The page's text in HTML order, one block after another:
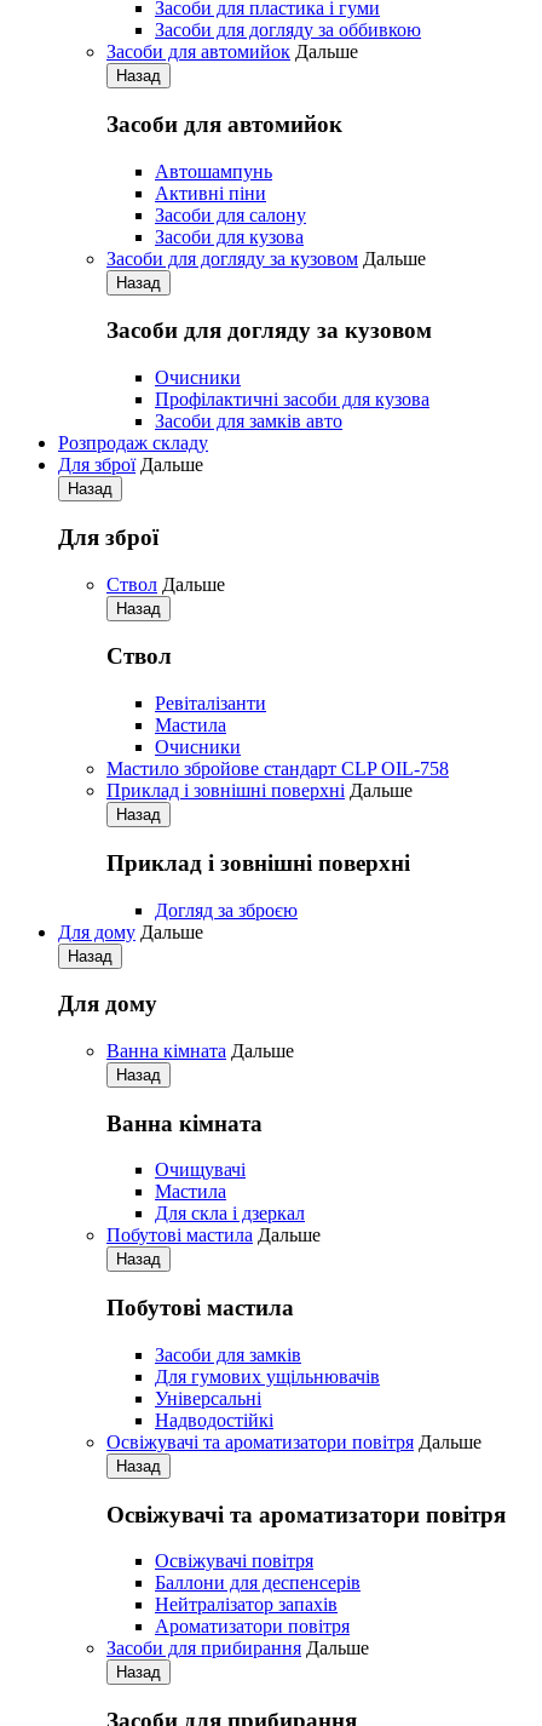
Засоби для пластика і гуми
Засоби для догляду за оббивкою
Засоби для автомийок Дальше
Назад
Засоби для автомийок
Автошампунь
Активнi пiни
Засоби для салону
Засоби для кузова
Засоби для догляду за кузовом Дальше
Назад
Засоби для догляду за кузовом
Очисники
Профілактичні засоби для кузова
Засоби для замків авто
Розпродаж складу
Для зброї Дальше
Назад
Для зброї
Ствол Дальше
Назад
Ствол
Ревіталізанти
Мастила
Очисники
Мастило збройове стандарт CLP OIL-758
Приклад і зовнішні поверхні Дальше
Назад
Приклад і зовнішні поверхні
Догляд за зброєю
Для дому Дальше
Назад
Для дому
Ванна кімната Дальше
Назад
Ванна кімната
Очищувачі
Мастила
Для скла і дзеркал
Побутові мастила Дальше
Назад
Побутові мастила
Засоби для замків
Для гумових ущільнювачів
Універсальні
Надводостійкі
Освіжувачі та ароматизатори повітря Дальше
Назад
Освіжувачі та ароматизатори повітря
Освіжувачі повітря
Баллони для деспенсерів
Нейтралізатор запахів
Ароматизатори повітря
Засоби для прибирання Дальше
Назад
Засоби для прибирання